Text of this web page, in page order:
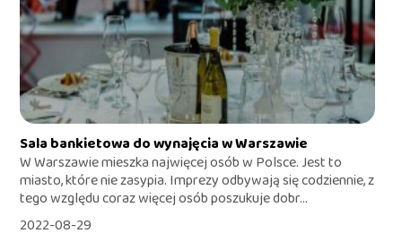
Sala bankietowa do wynajęcia w Warszawie
W Warszawie mieszka najwięcej osób w Polsce. Jest to
miasto, które nie zasypia. Imprezy odbywają się codziennie, z
tego względu coraz więcej osób poszukuje dobr...
2022-08-29